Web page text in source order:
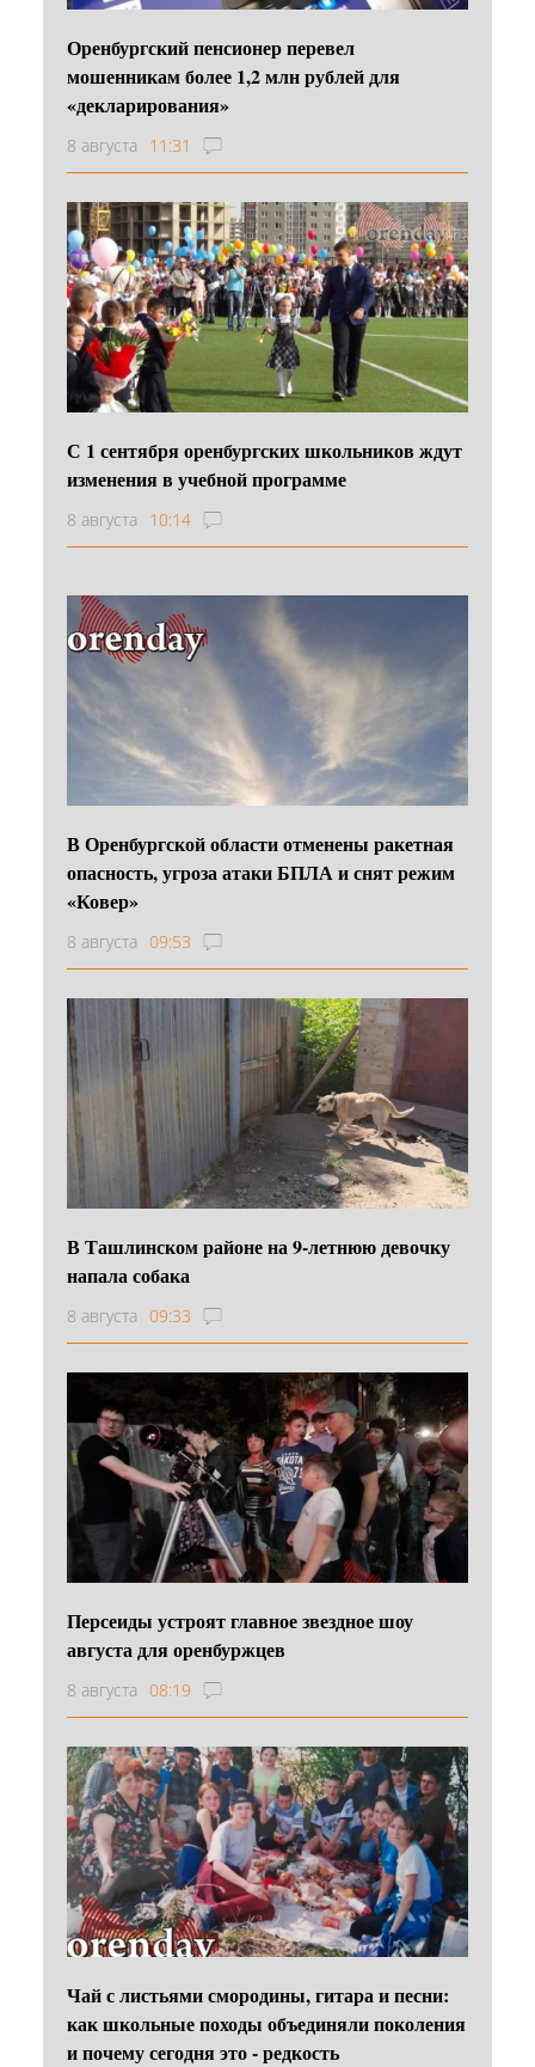
Оренбургский пенсионер перевел
мошенникам более 1,2 млн рублей для
«декларирования»
8 августа 11:31
С 1 сентября оренбургских школьников ждут
изменения в учебной программе
8 августа 10:14
В Оренбургской области отменены ракетная
опасность, угроза атаки БПЛА и снят режим
«Ковер»
8 августа 09:53
В Ташлинском районе на 9-летнюю девочку
напала собака
8 августа 09:33
Персеиды устроят главное звездное шоу
августа для оренбуржцев
8 августа 08:19
Чай с листьями смородины, гитара и песни:
как школьные походы объединяли поколения
и почему сегодня это - редкость